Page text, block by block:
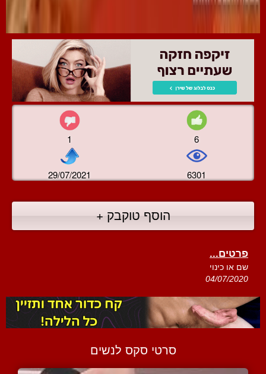
1 6
29/07/2021 6301
הוסף טוקבק +
פרטים...
שם או כינוי
04/07/2020
סרטי סקס לנשים